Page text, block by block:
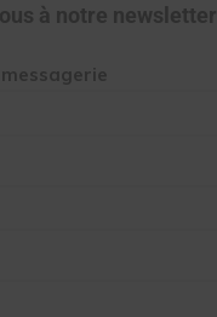
à notre newsletter